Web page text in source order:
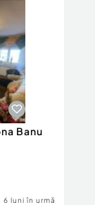
Banu
6 luni în urmă